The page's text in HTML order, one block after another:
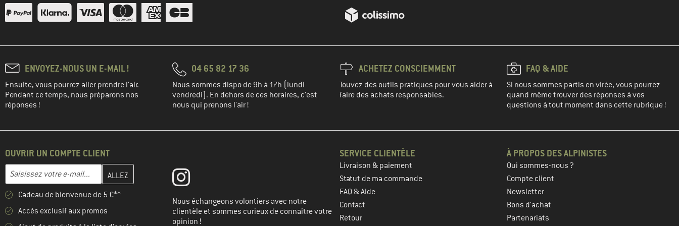
ENVOYEZ-NOUS UN E-MAIL !
Ensuite, vous pourrez aller prendre l'air.
Pendant ce temps, nous préparons nos
réponses !
04 65 82 17 36
Nous sommes dispo de 9h à 17h (lundi-
vendredi). En dehors de ces horaires, c'est
nous qui prenons l'air !
ACHETEZ CONSCIEMMENT
Touvez des outils pratiques pour vous aider à
faire des achats responsables.
FAQ & AIDE
Si nous sommes partis en virée, vous pourrez
quand même trouver des réponses à vos
questions à tout moment dans cette rubrique !
OUVRIR UN COMPTE CLIENT
Adresse e-mail
Entrez votre adresse e-mail ici et créez votre compte client à la prochaine étape
Cadeau de bienvenue de 5 €**
Accès exclusif aux promos
Nous échangeons volontiers avec notre
clientèle et sommes curieux de connaître votre
opinion !
SERVICE CLIENTÈLE
Livraison & paiement
Statut de ma commande
FAQ & Aide
Contact
Retour
À PROPOS DES ALPINISTES
Qui sommes-nous ?
Compte client
Newsletter
Bons d'achat
Partenariats